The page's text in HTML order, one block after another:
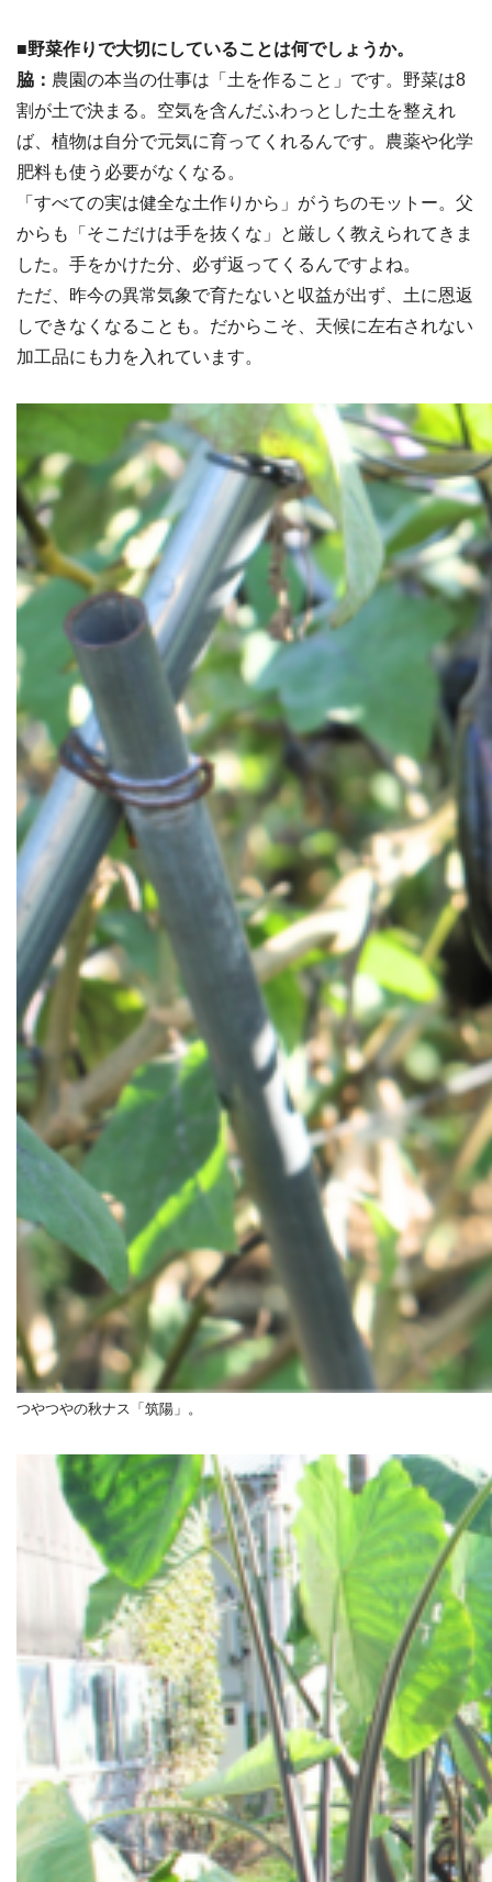
■野菜作りで大切にしていることは何でしょうか。
脇： 農園の本当の仕事は「土を作ること」です。野菜は8
割が土で決まる。空気を含んだふわっとした土を整えれ
ば、植物は自分で元気に育ってくれるんです。農薬や化学
肥料も使う必要がなくなる。
「すべての実は健全な土作りから」がうちのモットー。父
からも「そこだけは手を抜くな」と厳しく教えられてきま
した。手をかけた分、必ず返ってくるんですよね。
ただ、昨今の異常気象で育たないと収益が出ず、土に恩返
しできなくなることも。だからこそ、天候に左右されない
加工品にも力を入れています。
つやつやの秋ナス「筑陽」。